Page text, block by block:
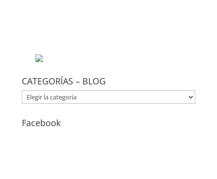
CATEGORÍAS – BLOG
CATEGORÍAS
–
BLOG
Facebook